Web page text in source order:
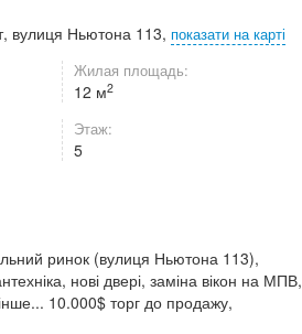
вулиця Ньютона 113, показати на карті
Жилая площадь:
12 м2
Этаж:
5
ринок (вулиця Ньютона 113),
нові двері, заміна вікон на МПВ,
10.000$ торг до продажу,